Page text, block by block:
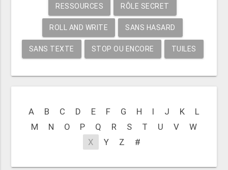
RESSOURCES RÔLE SECRET
ROLL AND WRITE SANS HASARD
SANS TEXTE STOP OU ENCORE TUILES
A B C D E F G H I J K
L
M
N O P Q R S T U V
W
X
Y Z #